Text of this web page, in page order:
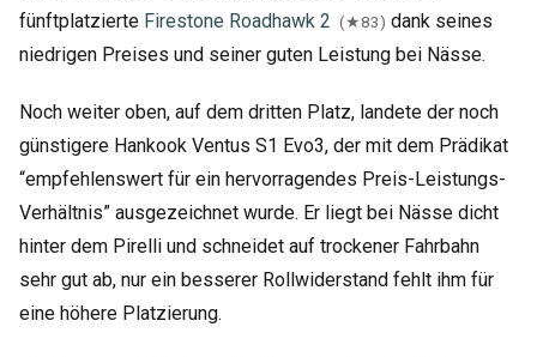
fünftplatzierte Firestone Roadhawk 2 (★83) dank seines
niedrigen Preises und seiner guten Leistung bei Nässe.
Noch weiter oben, auf dem dritten Platz, landete der noch
günstigere Hankook Ventus S1 Evo3, der mit dem Prädikat
“empfehlenswert für ein hervorragendes Preis-Leistungs-
Verhältnis” ausgezeichnet wurde. Er liegt bei Nässe dicht
hinter dem Pirelli und schneidet auf trockener Fahrbahn
sehr gut ab, nur ein besserer Rollwiderstand fehlt ihm für
eine höhere Platzierung.